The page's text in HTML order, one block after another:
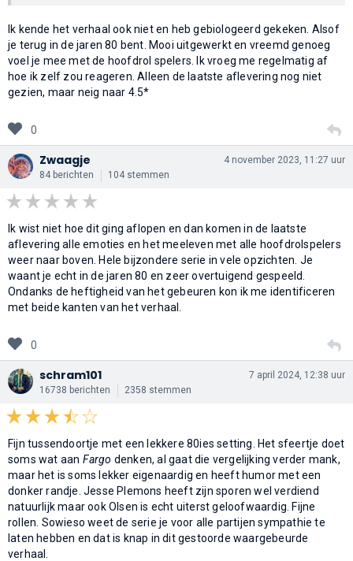
Ik kende het verhaal ook niet en heb gebiologeerd gekeken. Alsof
je terug in de jaren 80 bent. Mooi uitgewerkt en vreemd genoeg
voel je mee met de hoofdrol spelers. Ik vroeg me regelmatig af
hoe ik zelf zou reageren. Alleen de laatste aflevering nog niet
gezien, maar neig naar 4.5*
0
Zwaagje
84 berichten 104 stemmen
4 november 2023, 11:27 uur
Ik wist niet hoe dit ging aflopen en dan komen in de laatste
aflevering alle emoties en het meeleven met alle hoofdrolspelers
weer naar boven. Hele bijzondere serie in vele opzichten. Je
waant je echt in de jaren 80 en zeer overtuigend gespeeld.
Ondanks de heftigheid van het gebeuren kon ik me identificeren
met beide kanten van het verhaal.
0
schram101
16738 berichten 2358 stemmen
7 april 2024, 12:38 uur
Fijn tussendoortje met een lekkere 80ies setting. Het sfeertje doet
soms wat aan Fargo denken, al gaat die vergelijking verder mank,
maar het is soms lekker eigenaardig en heeft humor met een
donker randje. Jesse Plemons heeft zijn sporen wel verdiend
natuurlijk maar ook Olsen is echt uiterst geloofwaardig. Fijne
rollen. Sowieso weet de serie je voor alle partijen sympathie te
laten hebben en dat is knap in dit gestoorde waargebeurde
verhaal.